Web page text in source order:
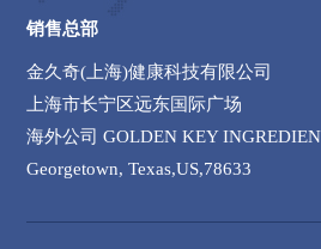
销售总部
金久奇(上海)健康科技有限公司
上海市长宁区远东国际广场
海外公司 GOLDEN KEY
Georgetown, Texas,US,78633